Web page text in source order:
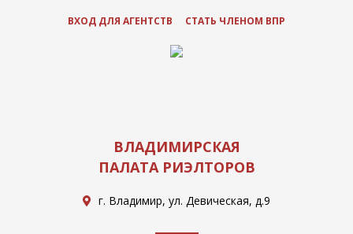
ВХОД ДЛЯ АГЕНТСТВ СТАТЬ ЧЛЕНОМ ВПР
ВЛАДИМИРСКАЯ
ПАЛАТА РИЭЛТОРОВ
г. Владимир, ул. Девическая, д.9